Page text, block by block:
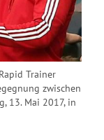
Trainer
zwischen
13. Mai 2017, in